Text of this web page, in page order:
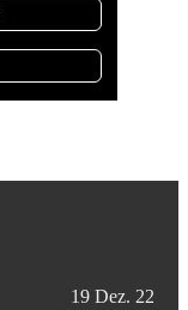
19 Dez. 22